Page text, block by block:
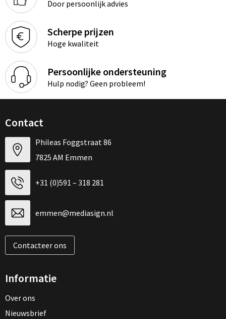
Door persoonlijk advies
Scherpe prijzen
Hoge kwaliteit
Persoonlijke ondersteuning
Hulp nodig? Geen probleem!
Contact
Phileas Foggstraat 86
7825 AM Emmen
+31 (0)591 – 318 281
emmen@mediasign.nl
Contacteer ons
Informatie
Over ons
Nieuwsbrief